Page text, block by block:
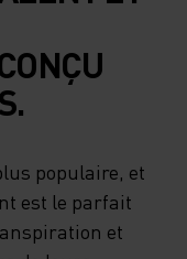
populaire, et
est le parfait
et